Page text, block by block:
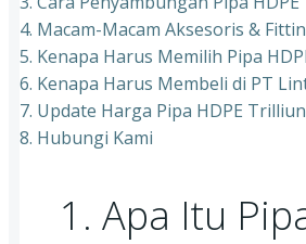
4. Macam-Macam Aksesoris &
5. Kenapa Harus Memilih Pipa
6. Kenapa Harus Membeli di PT
7. Update Harga Pipa HDPE
8. Hubungi Kami
1. Apa Itu